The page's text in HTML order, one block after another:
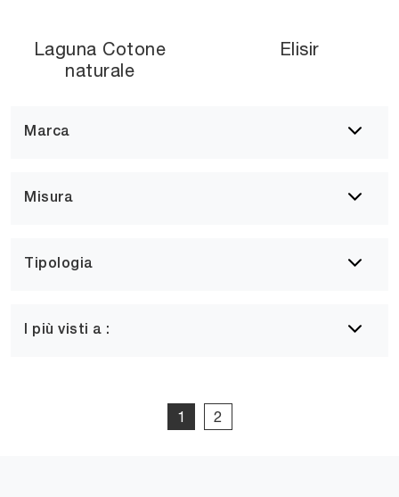
Marca
Misura
Tipologia
I più visti a :
Laguna Cotone
naturale
Elisir
1 2